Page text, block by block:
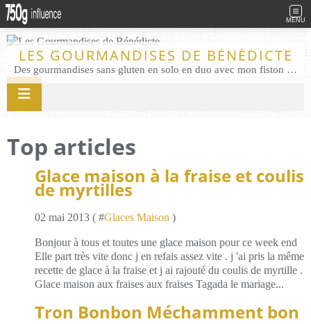
MENU
LES GOURMANDISES DE BÉNÉDICTE
Des gourmandises sans gluten en solo en duo avec mon fiston . Salé comme Sucré sans gluten éco responsable Les Gourmandises de Bénédicte gâteau produits locaux
Top articles
Glace maison à la fraise et coulis
de myrtilles
02 mai 2013 ( #Glaces Maison )
Bonjour à tous et toutes une glace maison pour ce week end
Elle part très vite donc j en refais assez vite . j 'ai pris la même
recette de glace à la fraise et j ai rajouté du coulis de myrtille .
Glace maison aux fraises aux fraises Tagada le mariage...
Tron Bonbon Méchamment bon